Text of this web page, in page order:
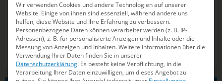
Duett
Der Traum von Tokio 2021 lebt. Noch vor wenigen
Wochen stand Synchronschwimmerin Marlene Bojer (27)
auf einmal ohne Duett-Partnerin da, nachdem ihre
langjährigen Kollegin Daniela Reinhardt ein Jahr vor den
Olympischen Spielen ihren Rückzug vom Leistungssport
Wir verwenden Cookies und andere Technologien auf unserer
Website. Einige von ihnen sind essenziell, während andere uns
helfen, diese Website und Ihre Erfahrung zu verbessern.
Personenbezogene Daten können verarbeitet werden (z. B. IP-
Adressen), z. B. für personalisierte Anzeigen und Inhalte oder die
Messung von Anzeigen und Inhalten.Weitere Informationen über die
Verwendung Ihrer Daten finden Sie in unserer
Datenschutzerklärung. Es besteht keine Verpflichtung, in die
Verarbeitung Ihrer Daten einzuwilligen, um dieses Angebot zu